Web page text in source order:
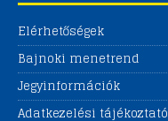
Elérhetőségek
Bajnoki menetrend
Jegyinformációk
Adatkezelési tájékoztató